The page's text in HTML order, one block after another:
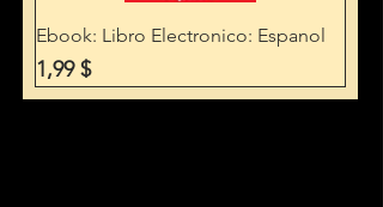
Ebook: Libro Electronico: Espanol
Preis
1,99 $